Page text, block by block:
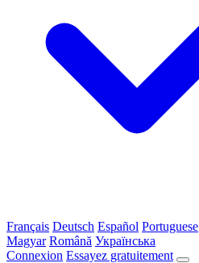
Français Deutsch Español Portuguese
Magyar Română Українська
Connexion Essayez gratuitement